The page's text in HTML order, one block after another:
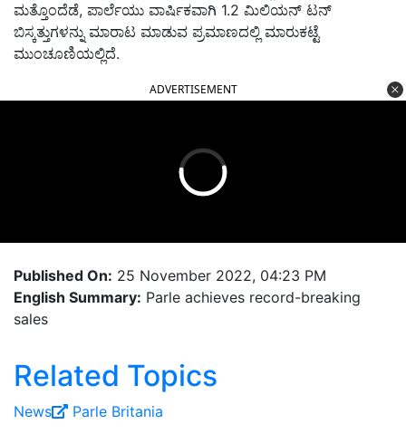
ಮತ್ತೊಂದೆಡೆ, ಪಾರ್ಲೆಯು ವಾರ್ಷಿಕವಾಗಿ 1.2 ಮಿಲಿಯನ್ ಟನ್
ಬಿಸ್ಕತ್ತುಗಳನ್ನು ಮಾರಾಟ ಮಾಡುವ ಪ್ರಮಾಣದಲ್ಲಿ ಮಾರುಕಟ್ಟೆ
ಮುಂಚೂಣಿಯಲ್ಲಿದೆ.
ADVERTISEMENT
Published On: 25 November 2022, 04:23 PM
English Summary: Parle achieves record-breaking
sales
Related Topics
News Parle Britania